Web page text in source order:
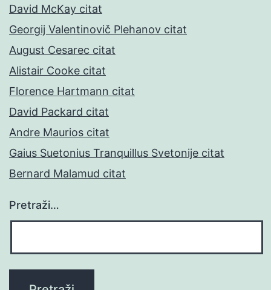
David McKay citat
Georgij Valentinovič Plehanov citat
August Cesarec citat
Alistair Cooke citat
Florence Hartmann citat
David Packard citat
Andre Maurios citat
Gaius Suetonius Tranquillus Svetonije citat
Bernard Malamud citat
Pretraži…